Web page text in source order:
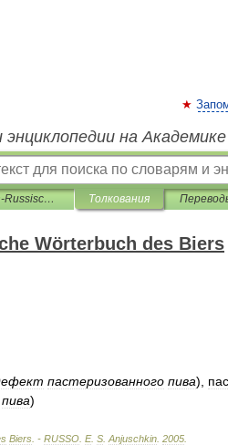
энциклопедии на Академике
Das Deutsch-Russische Wörterbuch des Biers Толкования
Wörterbuch des Biers
пастеризованного пива)
пива)
Biers . - RUSSO E. S Anjuschkin 2005